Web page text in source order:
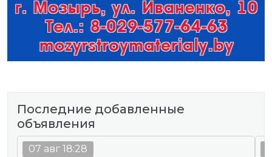
Последние добавленные
объявления
07 авг 18:28